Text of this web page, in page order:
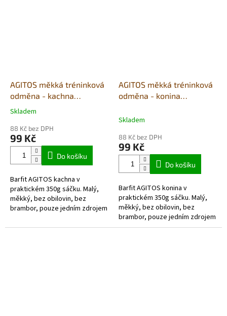
AGITOS měkká tréninková
odměna - kachna
monoprotein 350g
Průměrné
produktu
je
hvězdiček.
Skladem
88 Kč bez DPH
99 Kč
Do košíku
Barfit AGITOS kachna v
praktickém 350g sáčku. Malý,
měkký, bez obilovin, bez
brambor, pouze jedním zdrojem
převážně z čerstvých...
AGITOS měkká tréninková
odměna - konina
Skladem
88 Kč bez DPH
99 Kč
Do košíku
Barfit AGITOS konina v
praktickém 350g sáčku. Malý,
měkký, bez obilovin, bez
brambor, pouze jedním zdrojem
živočišných bílkovin a vyrobený